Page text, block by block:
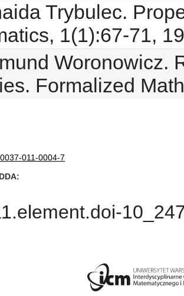
Trybulec.
1(1):67-71,
Woronowicz.
Formalized
011-0004-7